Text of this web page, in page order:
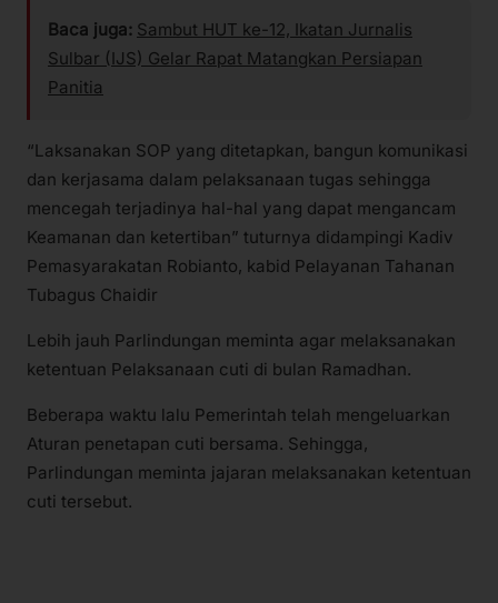
Baca juga: Sambut HUT ke-12, Ikatan Jurnalis
Sulbar (IJS) Gelar Rapat Matangkan Persiapan
Panitia
“Laksanakan SOP yang ditetapkan, bangun komunikasi
dan kerjasama dalam pelaksanaan tugas sehingga
mencegah terjadinya hal-hal yang dapat mengancam
Keamanan dan ketertiban” tuturnya didampingi Kadiv
Pemasyarakatan Robianto, kabid Pelayanan Tahanan
Tubagus Chaidir
Lebih jauh Parlindungan meminta agar melaksanakan
ketentuan Pelaksanaan cuti di bulan Ramadhan.
Beberapa waktu lalu Pemerintah telah mengeluarkan
Aturan penetapan cuti bersama. Sehingga,
Parlindungan meminta jajaran melaksanakan ketentuan
cuti tersebut.